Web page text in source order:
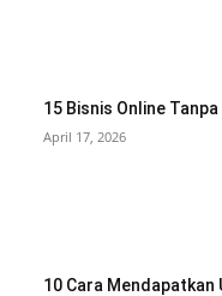
15 Bisnis Online
April 17, 2026
10 Cara Mendapatkan